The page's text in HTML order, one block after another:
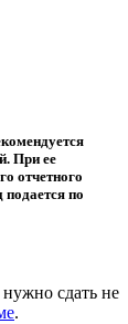
При ее
отчетного
по
сдать не
.